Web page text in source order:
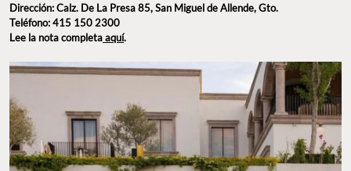
Dirección: Calz. De La Presa 85, San Miguel de Allende, Gto.
Teléfono: 415 150 2300
Lee la nota completaaquí.